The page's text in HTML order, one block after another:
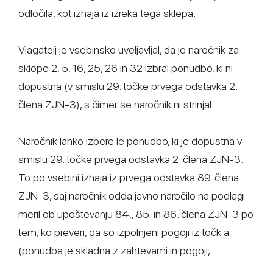
odločila, kot izhaja iz izreka tega sklepa.
Vlagatelj je vsebinsko uveljavljal, da je naročnik za
sklope 2, 5, 16, 25, 26 in 32 izbral ponudbo, ki ni
dopustna (v smislu 29. točke prvega odstavka 2.
člena ZJN-3), s čimer se naročnik ni strinjal.
Naročnik lahko izbere le ponudbo, ki je dopustna v
smislu 29. točke prvega odstavka 2. člena ZJN-3.
To po vsebini izhaja iz prvega odstavka 89. člena
ZJN-3, saj naročnik odda javno naročilo na podlagi
meril ob upoštevanju 84., 85. in 86. člena ZJN-3 po
tem, ko preveri, da so izpolnjeni pogoji iz točk a
(ponudba je skladna z zahtevami in pogoji,